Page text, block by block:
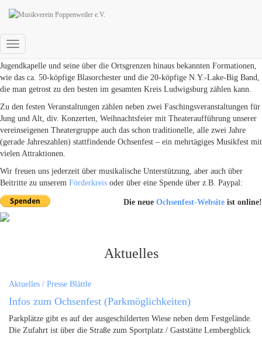
Navigation umschalten
Musikverein Poppenweiler e.V.
Der Musikverein Poppenweiler, gegründet 1958, prägt das kulturelle Leben in
Poppenweiler durch seine hervorragende Jugendarbeit mit Ausbildung, der
Jugendkapelle und seine über die Ortsgrenzen hinaus bekannten Formationen,
wie das ca. 50-köpfige Blasorchester und die 20-köpfige N.Y.-Lake-Big Band,
die man getrost zu den besten im gesamten Kreis Ludwigsburg zählen kann.
Zu den festen Veranstaltungen zählen neben zwei Faschingsveranstaltungen für
Jung und Alt, div. Konzerten, Weihnachtsfeier mit Theateraufführung unserer
vereinseigenen Theatergruppe auch das schon traditionelle, alle zwei Jahre
(gerade Jahreszahlen) stattfindende Ochsenfest – ein mehrtägiges Musikfest mit
vielen Attraktionen.
Wir freuen uns jederzeit über musikalische Unterstützung, aber auch über
Beitritte zu unserem Förderkreis oder über eine Spende über z.B. Paypal:
Die neue Ochsenfest-Website ist online!
Aktuelles
Aktuelles / Presse Blättle
Infos zum Ochsenfest (Parkmöglichkeiten)
Parkplätze gibt es auf der ausgeschilderten Wiese neben dem Festgelände.
Die Zufahrt ist über die Straße zum Sportplatz / Gaststätte Lembergblick